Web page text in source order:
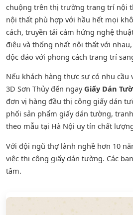
chuộng trên thị trường trang trí nội
nội thất phù hợp với hầu hết mọi
cách, truyền tải cảm hứng nghệ
điệu và thống nhất nội thất với
độc đáo với phong cách trang trí
Nếu khách hàng thực sự có nhu cầu
3D Sơn Thủy đến ngayGiấy Dán
đơn vị hàng đầu thị công giấy dán
phối sản phẩm giấy dán tường,
theo mẫu tại Hà Nội uy tín chất
Với đội ngũ thợ lành nghề hơn 10
việc thi công giấy dán tường. Các
tâm.